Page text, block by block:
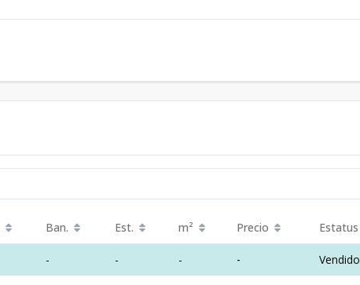
Ban. Est. m² Precio Estatus
- - - - Vendido